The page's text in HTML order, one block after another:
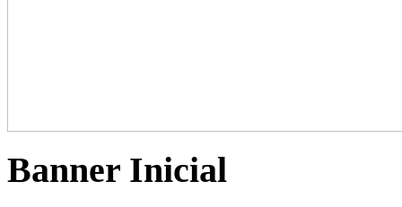
Banner Inicial